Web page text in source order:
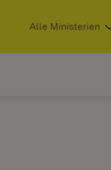
(Öffnet in neuem Fenster)
Alle Ministerien